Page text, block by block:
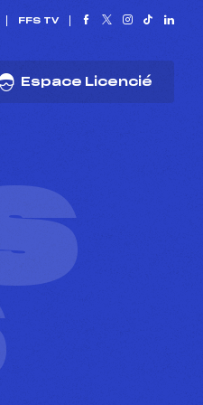
FFS TV
Espace Licencié